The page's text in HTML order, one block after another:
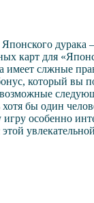
карт для
имеет слжные
который вы
бы один
особенно